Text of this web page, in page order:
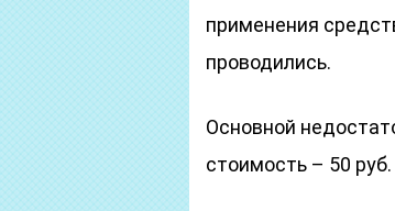
применения
проводились.
Основной
стоимость – 50 руб.